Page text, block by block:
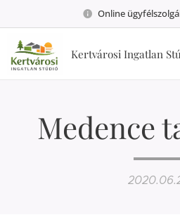
Online
Kertvárosi Ingatlan
Medence